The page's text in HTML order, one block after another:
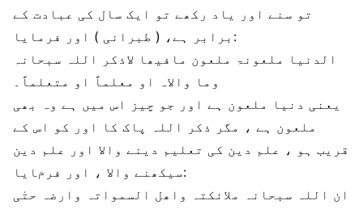
تو سنے اور یاد رکھے تو ایک سال کی عبادت کے
برابر ہے، ( طبرانی ) اور فرمایا:
الدنیا ملعونۃ ملعون مافیھا لاذکر اللہ سبحانہ
وما والاہ او معلماً او متعلماً۔
یعنی دنیا ملعون ہے اور جو چیز اس میں ہے وہ بھی
ملعون ہے ، مگر ذکر اللہ پاک کا اور کو اس کے
قریب ہو ، علم دین کی تعلیم دینے والا اور علم دین
سیکھنے والا ، اور فرمایا:
ان اللہ سبحانہ ملائکتہ واھل السمواتہ وارضہ حتٰی